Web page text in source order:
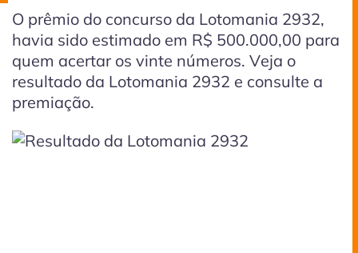
O prêmio do concurso da Lotomania 2932,
havia sido estimado em R$ 500.000,00 para
quem acertar os vinte números. Veja o
resultado da Lotomania 2932 e consulte a
premiação.